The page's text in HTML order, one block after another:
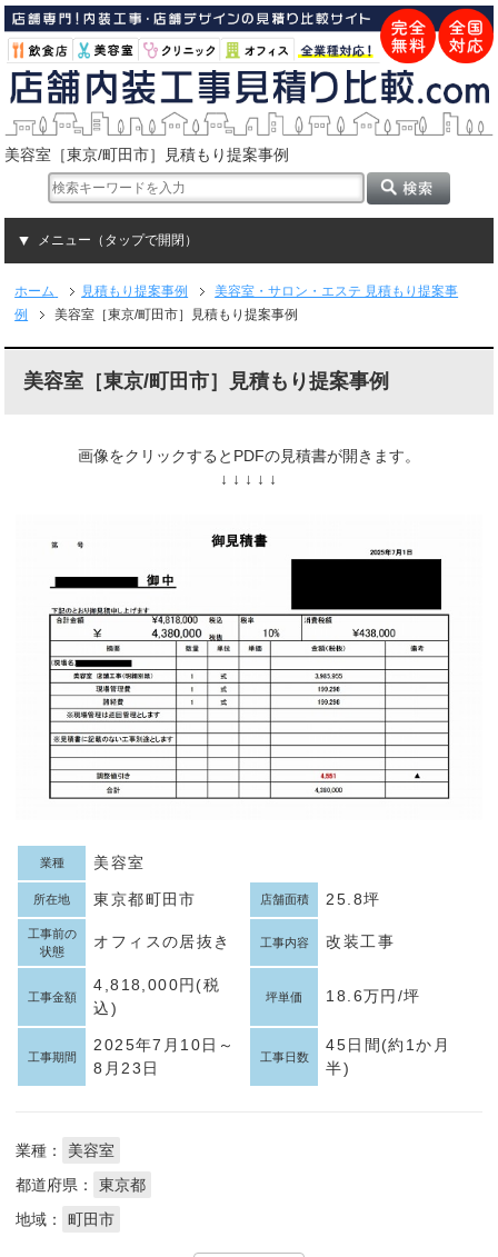
美容室［東京/町田市］見積もり提案事例
メニュー（タップで開閉）
ホーム 見積もり提案事例
美容室・サロン・エステ 見積もり提案事
例
美容室［東京/町田市］見積もり提案事例
美容室［東京/町田市］見積もり提案事例
画像をクリックするとPDFの見積書が開きます。
↓ ↓ ↓ ↓ ↓
業種 美容室
所在地 東京都町田市 店舗面積 25.8坪
工事前の
状態
オフィスの居抜き 工事内容 改装工事
工事金額
4,818,000円(税
込)
坪単価 18.6万円/坪
工事期間
2025年7月10日～
8月23日
工事日数
45日間(約1か月
半)
業種：
美容室
都道府県：
東京都
地域：
町田市